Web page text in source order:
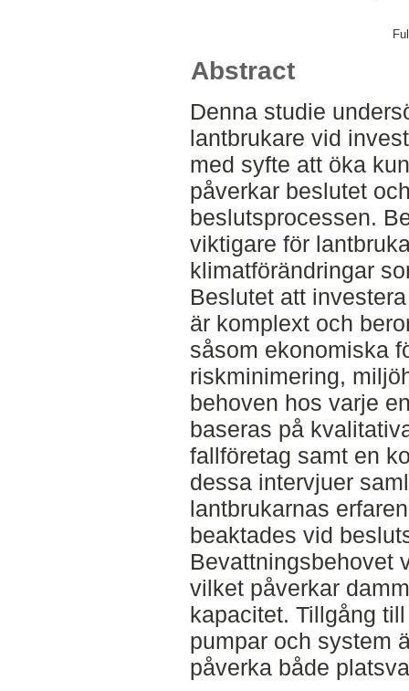
Abstract
Denna studie
lantbrukare vid
med syfte att öka
påverkar beslutet
beslutsprocessen.
viktigare för
klimatförändringar
Beslutet att
är komplext och
såsom ekonomiska
riskminimering,
behoven hos varje
baseras på
fallföretag samt en
dessa intervjuer
lantbrukarnas
beaktades vid
Bevattningsbehovet
vilket påverkar
kapacitet. Tillgång
pumpar och system
påverka både